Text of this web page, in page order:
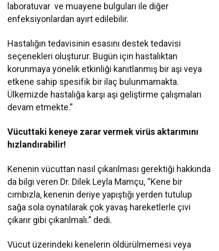
laboratuvar ve muayene bulguları ile diğer
enfeksiyonlardan ayırt edilebilir.
Hastalığın tedavisinin esasını destek tedavisi
seçenekleri oluşturur. Bugün için hastalıktan
korunmaya yönelik etkinliği kanıtlanmış bir aşı veya
etkene sahip spesifik bir ilaç bulunmamakta.
Ülkemizde hastalığa karşı aşı geliştirme çalışmaları
devam etmekte.”
Vücuttaki keneye zarar vermek virüs aktarımını
hızlandırabilir!
Kenenin vücuttan nasıl çıkarılması gerektiği hakkında
da bilgi veren Dr. Dilek Leyla Mamçu, “Kene bir
cımbızla, kenenin deriye yapıştığı yerden tutulup
sağa sola oynatılarak çok yavaş hareketlerle çivi
çıkarır gibi çıkarılmalı.” dedi.
Vücut üzerindeki kenelerin öldürülmemesi veya